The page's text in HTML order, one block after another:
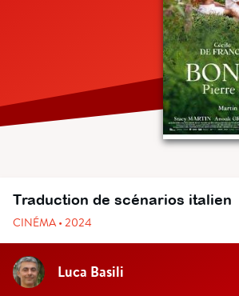
Traduction de scénarios italien
CINÉMA • 2024
Luca Basili